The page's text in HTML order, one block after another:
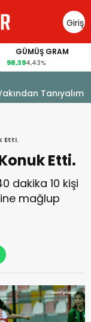
Giriş
Yap
BITCOIN
65.148,00
Tanıyalım
Etti.
Etti.
dakika 10 kişi
mağlup